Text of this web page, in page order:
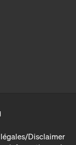
Disclaimer